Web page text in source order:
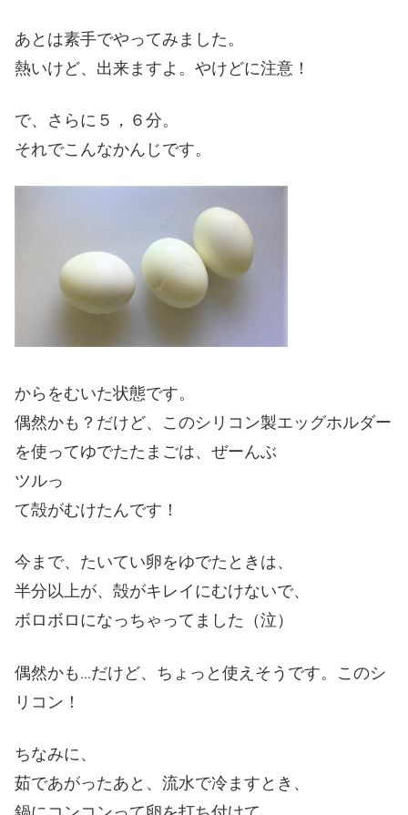
あとは素手でやってみました。
熱いけど、出来ますよ。やけどに注意！
で、さらに５，６分。
それでこんなかんじです。
からをむいた状態です。
偶然かも？だけど、このシリコン製エッグホルダー
を使ってゆでたたまごは、ぜーんぶ
ツルっ
て殻がむけたんです！
今まで、たいてい卵をゆでたときは、
半分以上が、殻がキレイにむけないで、
ボロボロになっちゃってました（泣）
偶然かも…だけど、ちょっと使えそうです。このシ
リコン！
ちなみに、
茹であがったあと、流水で冷ますとき、
鍋にコンコンって卵を打ち付けて